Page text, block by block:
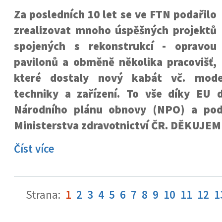
Za posledních 10 let se ve FTN podařilo
zrealizovat mnoho úspěšných projektů
spojených s rekonstrukcí­ - opravou
pavilonů a obměně několika pracovišť,
které dostaly nový kabát vč.
techniky a zařízení. To vše díky EU
Národního plánu obnovy (NPO) a
Ministerstva zdravotnictví ČR.
Číst více
Strana: 1 2 3 4 5 6 7 8 9 10 11 12